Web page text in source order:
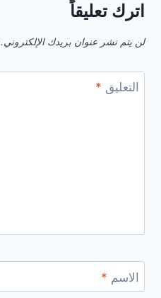
اترك تعليقاً
لن يتم نشر عنوان بريدك الإلكتروني.
التعليق *
الاسم *